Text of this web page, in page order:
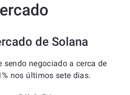
de Solana
negociado a cerca de
nos últimos sete dias.